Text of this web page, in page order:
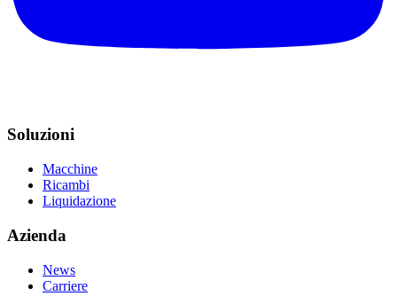
Soluzioni
Macchine
Ricambi
Liquidazione
Azienda
News
Carriere